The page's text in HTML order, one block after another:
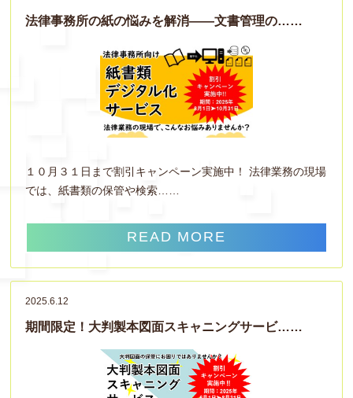
法律事務所の紙の悩みを解消――文書管理の……
１０月３１日まで割引キャンペーン実施中！ 法律業務の現場
では、紙書類の保管や検索……
READ MORE
2025.6.12
期間限定！大判製本図面スキャニングサービ……